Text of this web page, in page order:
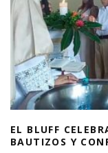
EL BLUFF
BAUTIZOS Y